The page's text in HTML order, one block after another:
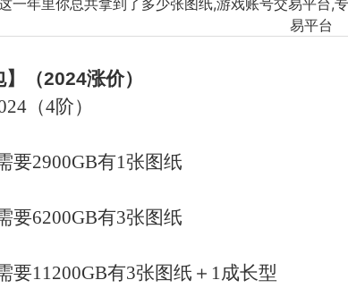
】（2024涨价）
（4阶）
要2900GB有1张图纸
要6200GB有3张图纸
要11200GB有3张图纸＋1成长型